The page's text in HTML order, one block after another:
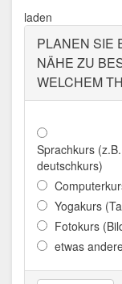
laden
PLANEN SIE
NÄHE ZU
WELCHEM
Sprachkurs
deutschkurs)
Yogakurs
Fotokurs
etwas